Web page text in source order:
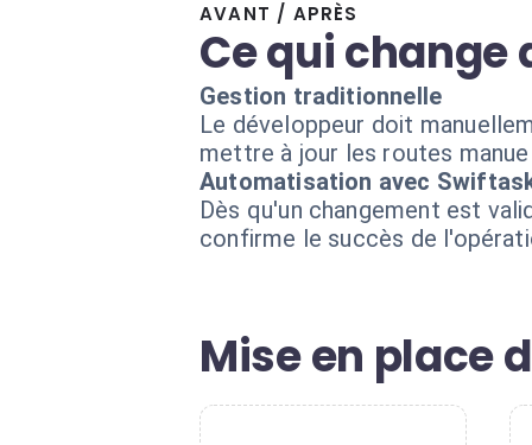
AVANT / APRÈS
Ce qui change
Gestion traditionnelle
Le développeur doit
mettre à jour les routes
Automatisation avec
Dès qu'un changement est
confirme le succès de
Mise en place